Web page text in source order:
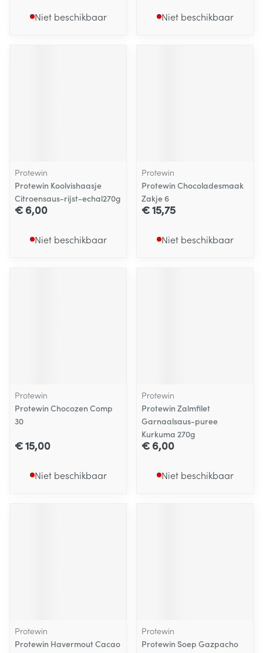
Niet beschikbaar Niet beschikbaar
Protewin
Protewin Koolvishaasje
Citroensaus-rijst-echal270g
€ 6,00
Niet beschikbaar
Protewin
Protewin Chocoladesmaak
Zakje 6
€ 15,75
Niet beschikbaar
Protewin
Protewin Chocozen Comp
30
€ 15,00
Niet beschikbaar
Protewin
Protewin Zalmfilet
Garnaalsaus-puree
Kurkuma 270g
€ 6,00
Niet beschikbaar
Protewin
Protewin Havermout Cacao
Protewin
Protewin Soep Gazpacho